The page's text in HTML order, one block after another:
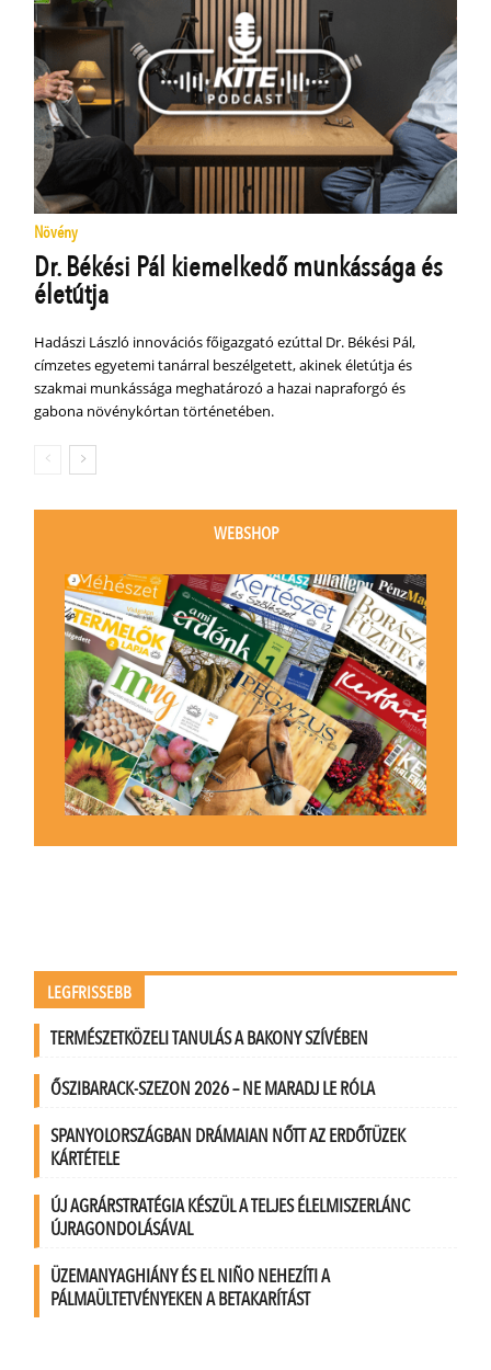
Növény
Dr. Békési Pál kiemelkedő munkássága és
életútja
Hadászi László innovációs főigazgató ezúttal Dr. Békési Pál,
címzetes egyetemi tanárral beszélgetett, akinek életútja és
szakmai munkássága meghatározó a hazai napraforgó és
gabona növénykórtan történetében.
WEBSHOP
LEGFRISSEBB
TERMÉSZETKÖZELI TANULÁS A BAKONY SZÍVÉBEN
ŐSZIBARACK-SZEZON 2026 – NE MARADJ LE RÓLA
SPANYOLORSZÁGBAN DRÁMAIAN NŐTT AZ ERDŐTÜZEK
KÁRTÉTELE
ÚJ AGRÁRSTRATÉGIA KÉSZÜL A TELJES ÉLELMISZERLÁNC
ÚJRAGONDOLÁSÁVAL
ÜZEMANYAGHIÁNY ÉS EL NIÑO NEHEZÍTI A
PÁLMAÜLTETVÉNYEKEN A BETAKARÍTÁST